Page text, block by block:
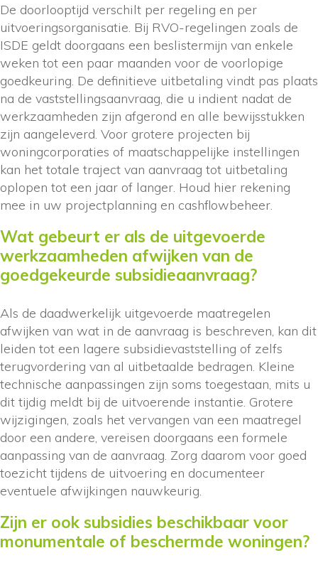
De doorlooptijd verschilt per regeling en per
uitvoeringsorganisatie. Bij RVO-regelingen zoals de
ISDE geldt doorgaans een beslistermijn van enkele
weken tot een paar maanden voor de voorlopige
goedkeuring. De definitieve uitbetaling vindt pas plaats
na de vaststellingsaanvraag, die u indient nadat de
werkzaamheden zijn afgerond en alle bewijsstukken
zijn aangeleverd. Voor grotere projecten bij
woningcorporaties of maatschappelijke instellingen
kan het totale traject van aanvraag tot uitbetaling
oplopen tot een jaar of langer. Houd hier rekening
mee in uw projectplanning en cashflowbeheer.
Wat gebeurt er als de uitgevoerde
werkzaamheden afwijken van de
goedgekeurde subsidieaanvraag?
Als de daadwerkelijk uitgevoerde maatregelen
afwijken van wat in de aanvraag is beschreven, kan dit
leiden tot een lagere subsidievaststelling of zelfs
terugvordering van al uitbetaalde bedragen. Kleine
technische aanpassingen zijn soms toegestaan, mits u
dit tijdig meldt bij de uitvoerende instantie. Grotere
wijzigingen, zoals het vervangen van een maatregel
door een andere, vereisen doorgaans een formele
aanpassing van de aanvraag. Zorg daarom voor goed
toezicht tijdens de uitvoering en documenteer
eventuele afwijkingen nauwkeurig.
Zijn er ook subsidies beschikbaar voor
monumentale of beschermde woningen?